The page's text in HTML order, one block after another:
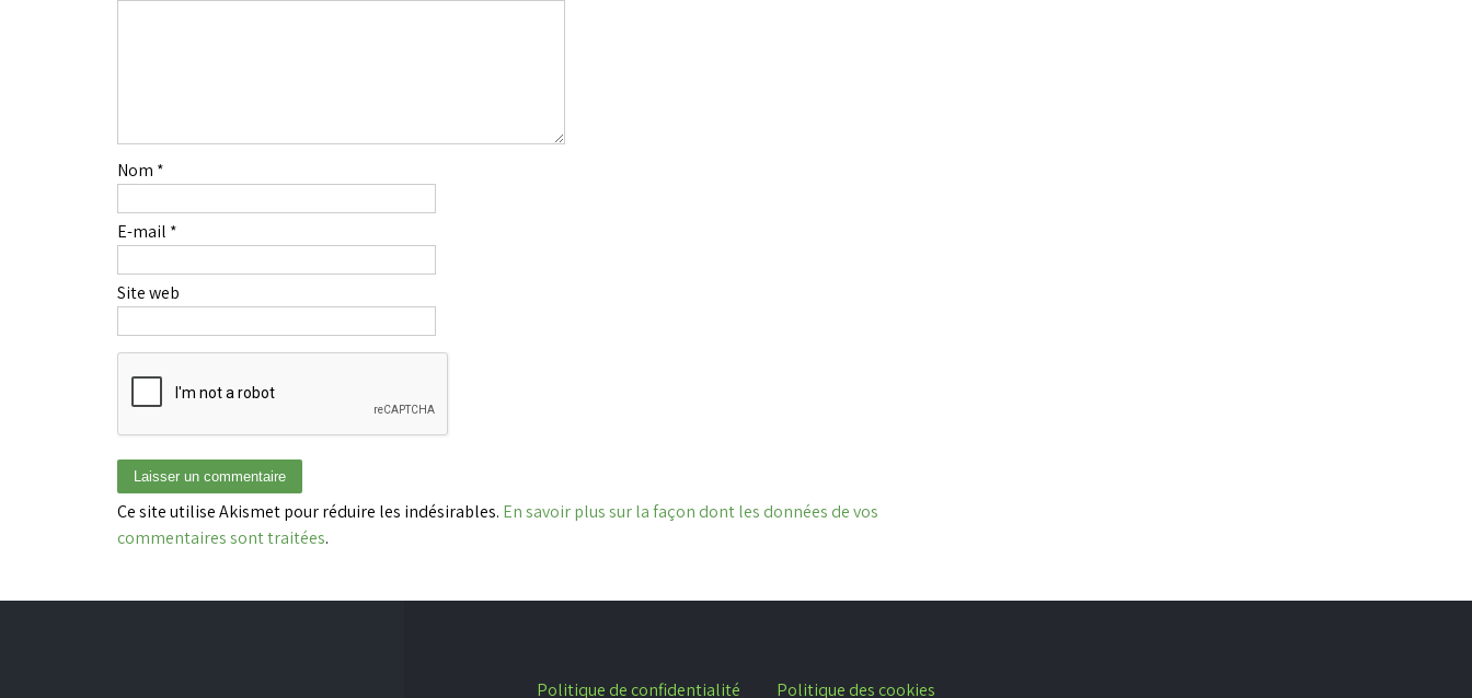
Nom *
E-mail *
Site web
Ce site utilise Akismet pour réduire les indésirables. En savoir plus sur la façon dont les données de vos
commentaires sont traitées.
Politique de confidentialité Politique des cookies